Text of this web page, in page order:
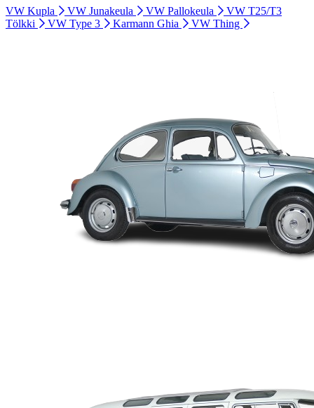
VW Kupla
VW Junakeula VW Pallokeula
VW T25/T3
Tölkki
VW Type 3 Karmann Ghia VW Thing